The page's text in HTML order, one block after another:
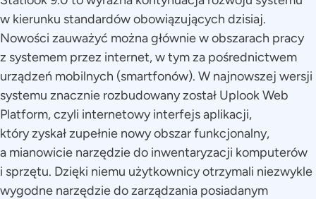
w kierunku standardów obowiązujących dzisiaj.
Nowości zauważyć można głównie w obszarach pracy
z systemem przez internet, w tym za pośrednictwem
urządzeń mobilnych (smartfonów). W najnowszej wersji
systemu znacznie rozbudowany został Uplook Web
Platform, czyli internetowy interfejs aplikacji,
który zyskał zupełnie nowy obszar funkcjonalny,
a mianowicie narzędzie do inwentaryzacji komputerów
i sprzętu. Dzięki niemu użytkownicy otrzymali niezwykle
wygodne narzędzie do zarządzania posiadanym